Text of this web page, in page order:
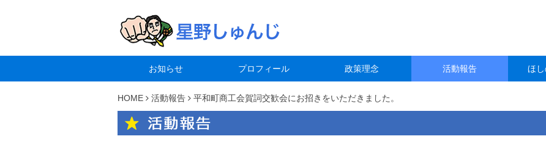
お知らせ プロフィール 政策理念 活動報告 ほ
HOME 活動報告 平和町商工会賀詞交歓会にお招きをいただきました。